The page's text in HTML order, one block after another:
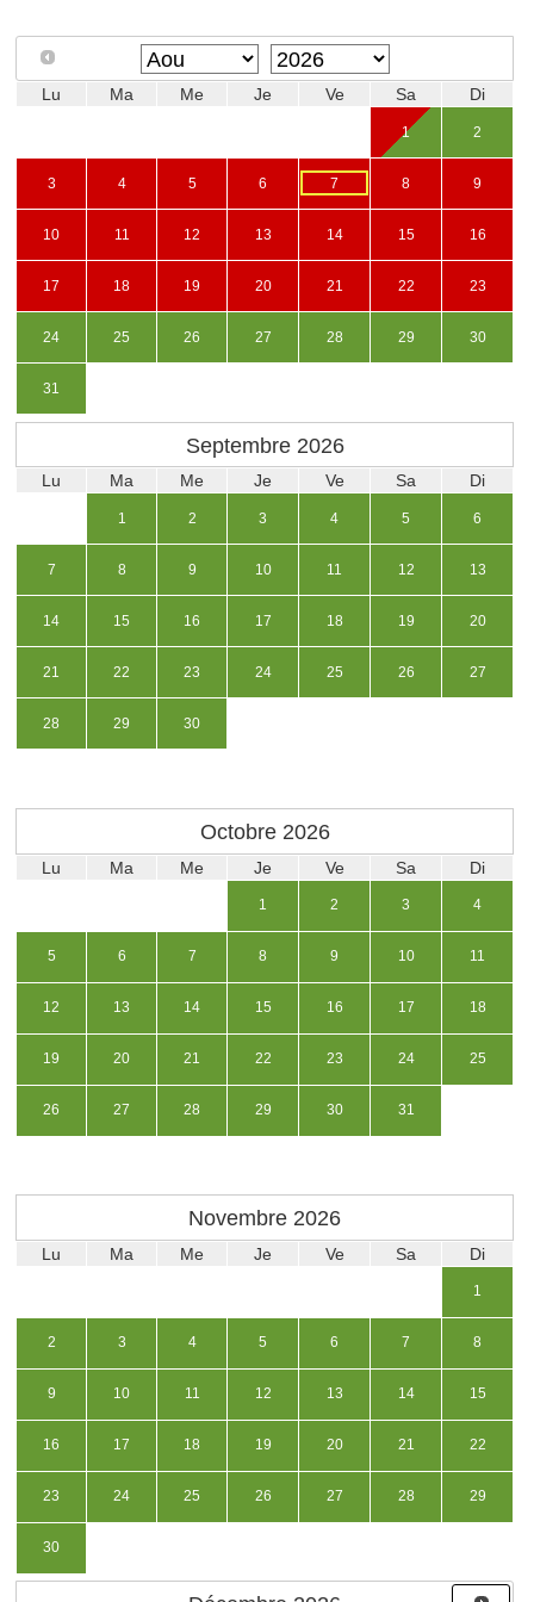
Lu Ma Me Je Ve Sa Di
1 2
3 4 5 6 7 8 9
10 11 12 13 14 15 16
17 18 19 20 21 22 23
24 25 26 27 28 29 30
31
Septembre 2026
Lu Ma Me Je Ve Sa Di
1 2 3 4 5 6
7 8 9 10 11 12 13
14 15 16 17 18 19 20
21 22 23 24 25 26 27
28 29 30
Octobre 2026
Lu Ma Me Je Ve Sa Di
1 2 3 4
5 6 7 8 9 10 11
12 13 14 15 16 17 18
19 20 21 22 23 24 25
26 27 28 29 30 31
Novembre 2026
Lu Ma Me Je Ve Sa Di
1
2 3 4 5 6 7 8
9 10 11 12 13 14 15
16 17 18 19 20 21 22
23 24 25 26 27 28 29
30